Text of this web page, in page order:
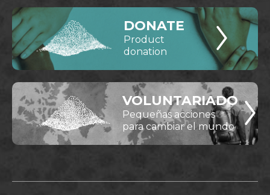
DONATE
Product
donation
VOLUNTARIADO
Pequeñas acciones
para cambiar el mundo